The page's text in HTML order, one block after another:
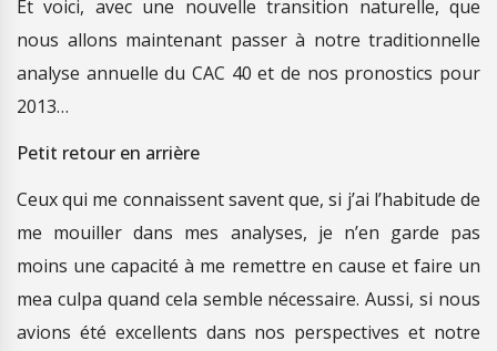
Et voici, avec une nouvelle transition naturelle, que
nous allons maintenant passer à notre traditionnelle
analyse annuelle du CAC 40 et de nos pronostics pour
2013…
Petit retour en arrière
Ceux qui me connaissent savent que, si j’ai l’habitude de
me mouiller dans mes analyses, je n’en garde pas
moins une capacité à me remettre en cause et faire un
mea culpa quand cela semble nécessaire. Aussi, si nous
avions été excellents dans nos perspectives et notre